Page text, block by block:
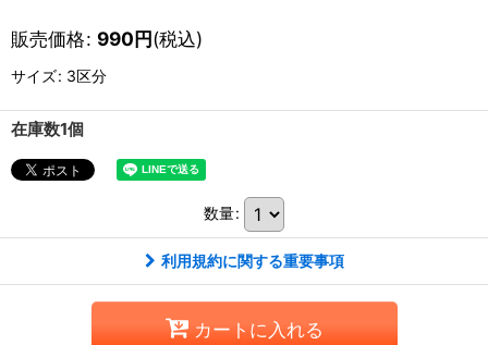
販売価格: 990円(税込)
サイズ: 3区分
在庫数1個
数量:
利用規約に関する重要事項
カートに入れる